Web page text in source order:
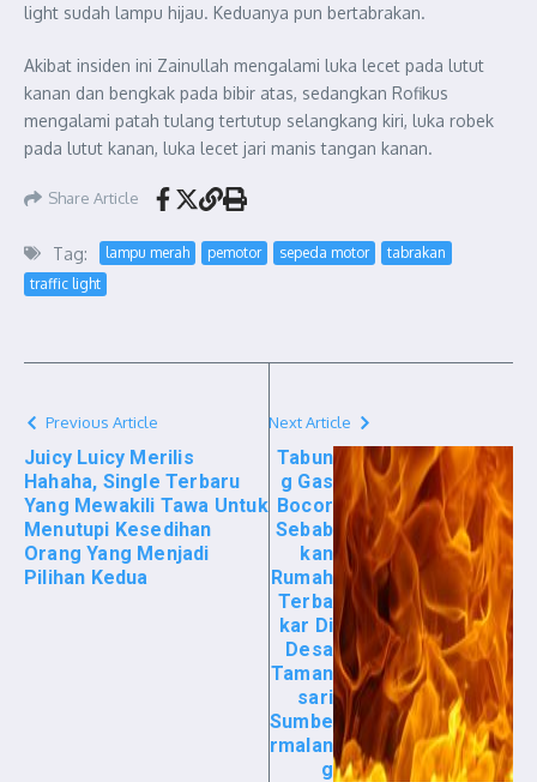
light sudah lampu hijau. Keduanya pun bertabrakan.
Akibat insiden ini Zainullah mengalami luka lecet pada lutut
kanan dan bengkak pada bibir atas, sedangkan Rofikus
mengalami patah tulang tertutup selangkang kiri, luka robek
pada lutut kanan, luka lecet jari manis tangan kanan.
Share Article
Tag: lampu merah pemotor sepeda motor
tabrakan
traffic light
Previous Article
Juicy Luicy Merilis
Hahaha, Single Terbaru
Yang Mewakili Tawa Untuk
Menutupi Kesedihan
Orang Yang Menjadi
Pilihan Kedua
Next Article
Tabun
g Gas
Bocor
Sebab
kan
Rumah
Terba
kar Di
Desa
Taman
sari
Sumbe
rmalan
g